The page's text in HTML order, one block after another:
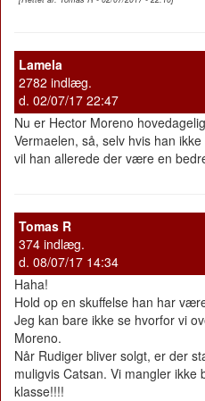
Lamela
2782 indlæg.
d. 02/07/17 22:47
Nu er Hector Moreno
Vermaelen, så, selv hvis han
vil han allerede der være en
Tomas R
374 indlæg.
d. 08/07/17 14:34
Haha!
Hold op en skuffelse han har
Jeg kan bare ikke se hvorfor vi
Moreno.
Når Rudiger bliver solgt, er der
muligvis Catsan. Vi mangler
klasse!!!!